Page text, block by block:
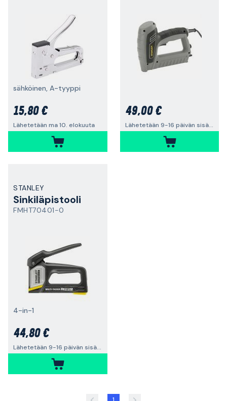
sähköinen, A-tyyppi
15,80 €
Lähetetään ma 10. elokuuta
49,00 €
Lähetetään 9-16 päivän sisällä
STANLEY
Sinkiläpistooli
FMHT70401-0
4-in-1
44,80 €
Lähetetään 9-16 päivän sisällä